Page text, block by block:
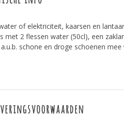
of elektriciteit, kaarsen en
met 2 flessen water (50cl), een
schone en droge schoenen